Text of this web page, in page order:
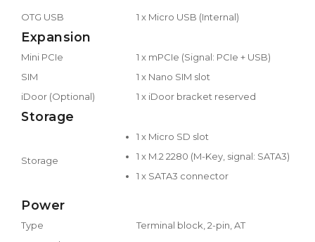
OTG USB 1 x Micro USB (Internal)
Expansion
Mini PCIe
1 x mPCIe (Signal: PCIe + USB)
SIM
1 x Nano SIM slot
iDoor (Optional)
1 x iDoor bracket reserved
Storage
Storage
1 x Micro SD slot
1 x M.2 2280 (M-Key, signal: SATA3)
1 x SATA3 connector
Power
Type
Terminal block, 2-pin, AT